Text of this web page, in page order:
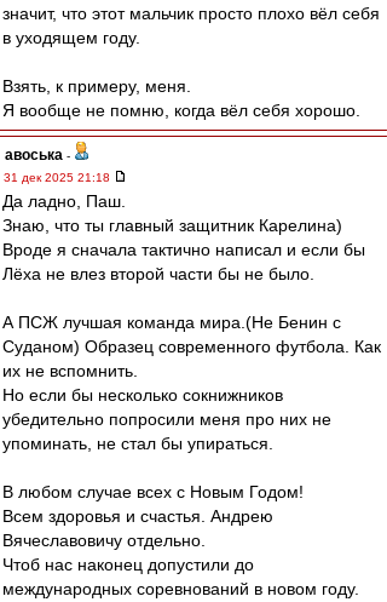
значит, что этот мальчик просто плохо вёл себя
в уходящем году.
Взять, к примеру, меня.
Я вообще не помню, когда вёл себя хорошо.
авоська -
31 дек 2025 21:18
Да ладно, Паш.
Знаю, что ты главный защитник Карелина)
Вроде я сначала тактично написал и если бы
Лёха не влез второй части бы не было.
А ПСЖ лучшая команда мира.(Не Бенин с
Суданом) Образец современного футбола. Как
их не вспомнить.
Но если бы несколько сокнижников
убедительно попросили меня про них не
упоминать, не стал бы упираться.
В любом случае всех с Новым Годом!
Всем здоровья и счастья. Андрею
Вячеславовичу отдельно.
Чтоб нас наконец допустили до
международных соревнований в новом году.